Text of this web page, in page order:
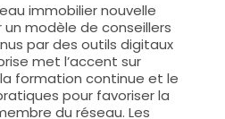
immobilier nouvelle
modèle de conseillers
par des outils digitaux
met l’accent sur
formation continue et le
pour favoriser la
du réseau. Les